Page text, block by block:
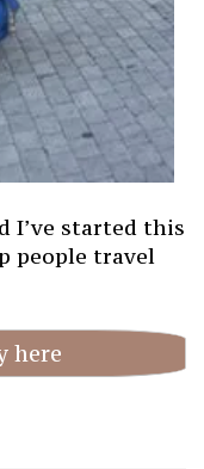
I’ve started this
people travel
here